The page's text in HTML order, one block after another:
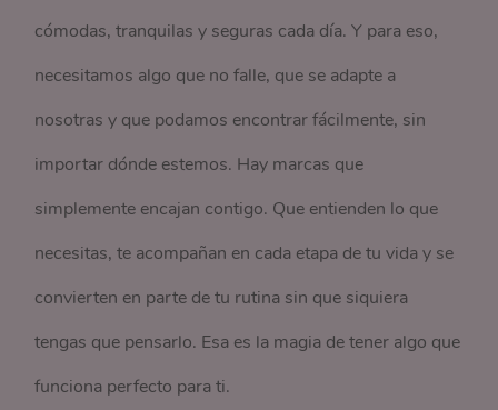
cómodas, tranquilas y seguras cada día. Y para eso,
necesitamos algo que no falle, que se adapte a
nosotras y que podamos encontrar fácilmente, sin
importar dónde estemos. Hay marcas que
simplemente encajan contigo. Que entienden lo que
necesitas, te acompañan en cada etapa de tu vida y se
convierten en parte de tu rutina sin que siquiera
tengas que pensarlo. Esa es la magia de tener algo que
funciona perfecto para ti.